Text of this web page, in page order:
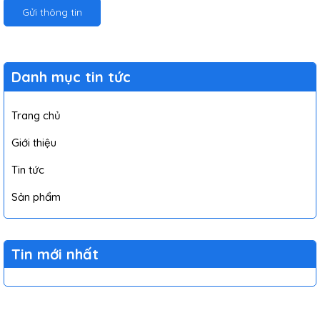
Gửi thông tin
Danh mục tin tức
Trang chủ
Giới thiệu
Tin tức
Sản phẩm
Tin mới nhất